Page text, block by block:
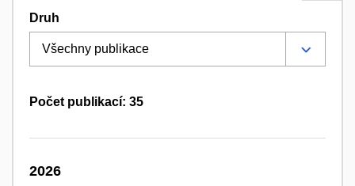
Druh
Počet publikací: 35
2026